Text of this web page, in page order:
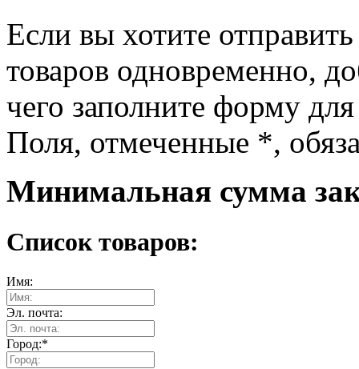
Если вы хотите
товаров одновременно,
чего заполните форму
Поля, отмеченные *,
Минимальная сумма
Список товаров:
Имя:
Эл. почта:
Город:*